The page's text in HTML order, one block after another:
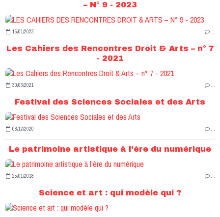
– N° 9 - 2023
15/01/2023 …
Les Cahiers des Rencontres Droit & Arts – n° 7
- 2021
30/03/2021 …
Festival des Sciences Sociales et des Arts
08/12/2020 …
Le patrimoine artistique à l'ère du numérique
25/01/2018 …
Science et art : qui modèle qui ?